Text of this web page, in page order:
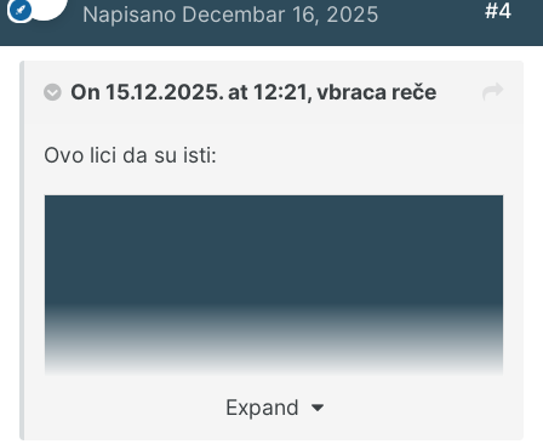
Napisano Decembar 16, 2025 #4
On 15.12.2025. at 12:21,vbraca reče
Ovo lici da su isti:
KupujemProdajem
Expand